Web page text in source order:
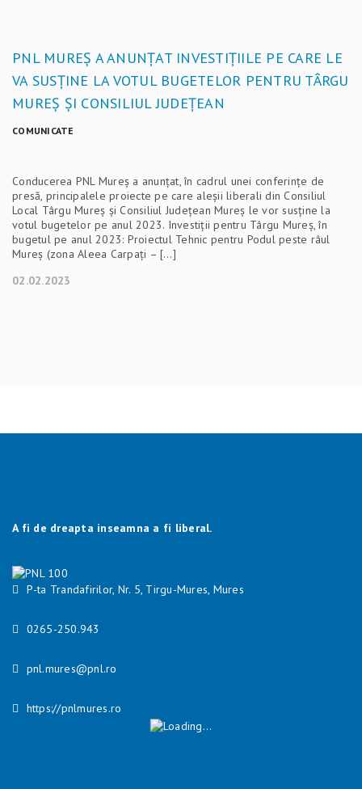
PNL MUREȘ A ANUNȚAT INVESTIȚIILE PE CARE LE
VA SUSȚINE LA VOTUL BUGETELOR PENTRU TÂRGU
MUREȘ ȘI CONSILIUL JUDEȚEAN
COMUNICATE
Conducerea PNL Mureș a anunțat, în cadrul unei conferințe de
presă, principalele proiecte pe care aleșii liberali din Consiliul
Local Târgu Mureș și Consiliul Județean Mureș le vor susține la
votul bugetelor pe anul 2023. Investiții pentru Târgu Mureș, în
bugetul pe anul 2023: Proiectul Tehnic pentru Podul peste râul
Mureș (zona Aleea Carpați – […]
02.02.2023
A fi de dreapta inseamna a fi liberal.
P-ta Trandafirilor, Nr. 5, Tirgu-Mures, Mures
0265-250.943
pnl.mures@pnl.ro
https://pnlmures.ro